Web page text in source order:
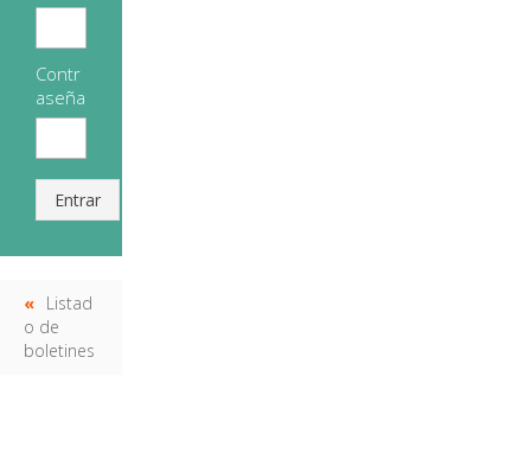
Contr
aseña
Entrar
Listad
o de
boletines